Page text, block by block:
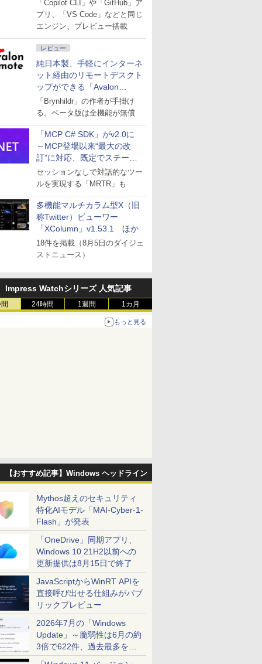
「Copilot CLI」や「GitHub」ア
プリ、「VS Code」などと同じ
エンジン、プレビュー搭載
レビュー
純日本製、手軽にインターネ
ット経由のリモートデスクト
ップができる「Avalon
remote」
「Brynhildr」の作者が手掛け
る。ベータ版は全機能が無償
「MCP C# SDK」がv2.0に
～MCP登場以来“最大の改
訂”に対応、既定でステート
レスへ
セッションなしで対話的なツー
ルを実現する「MRTR」も
多機能マルチカラム型X（旧
称Twitter）ビューワー
「XColumn」v1.53.1 ほか
18件を掲載（8月5日のダイジェ
ストニュース）
Impress Watchシリーズ 人気記事
24時間 1週間 1カ月
もっと見る
【おすすめ記事】Windows ヘッドライン
Mythos超えのセキュリティ
特化AIモデル「MAI-Cyber-1-
Flash」が発表
「OneDrive」同期アプリ、
Windows 10 21H2以前への
更新提供は8月15日で終了
JavaScriptからWinRT APIを
直接呼び出せる仕組みがパブ
リックプレビュー
2026年7月の「Windows
Update」～脆弱性は6月の約
3倍で622件、過去最多を大
幅に更新